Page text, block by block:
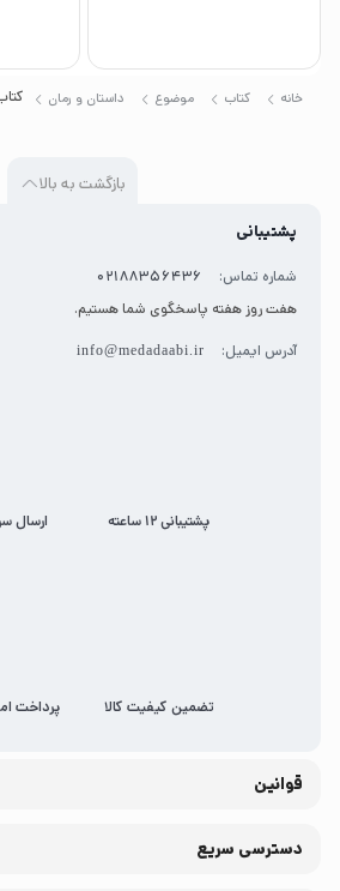
خانه کتاب موضوع داستان و رمان
بازگشت به بالا
پشتیبانی
شماره تماس:
02188356436
هفت روز هفته پاسخگوی شما هستیم.
آدرس ایمیل: info@medadaabi.ir
پشتیبانی 12 ساعته ارسال
تضمین کیفیت کالا پرداخت
قوانین
دسترسی سریع